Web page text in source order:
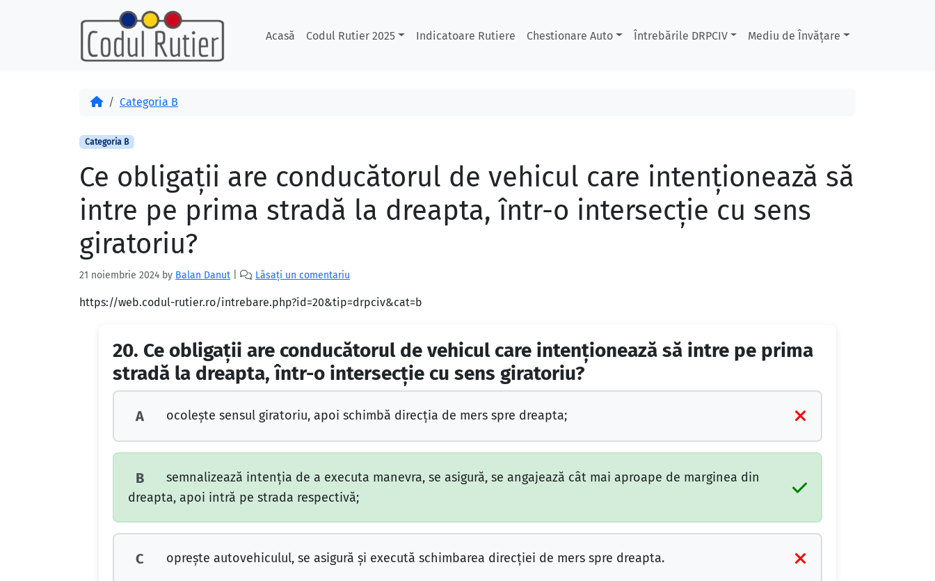
Acasă Codul Rutier 2025 Indicatoare Rutiere Chestionare Auto Întrebările DRPCIV Mediu de Învățare
AcasăCategoria B
Categoria B
Ce obligaţii are conducătorul de vehicul care intenţionează să
intre pe prima stradă la dreapta, într-o intersecţie cu sens
giratoriu?
21 noiembrie 2024 by Balan Danut Lăsați un comentariu
https://web.codul-rutier.ro/intrebare.php?id=20&tip=drpciv&cat=b
20. Ce obligaţii are conducătorul de vehicul care intenţionează să intre pe prima
stradă la dreapta, într-o intersecţie cu sens giratoriu?
A ocoleşte sensul giratoriu, apoi schimbă direcţia de mers spre dreapta;
B
semnalizează intenţia de a executa manevra, se asigură, se angajează cât mai aproape de marginea din
dreapta, apoi intră pe strada respectivă;
C opreşte autovehiculul, se asigură şi execută schimbarea direcţiei de mers spre dreapta.